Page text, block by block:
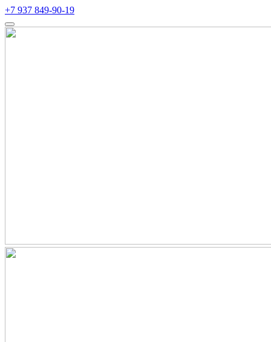
+7 937 849-90-19